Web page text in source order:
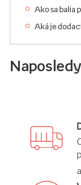
Ako sa balia
Aká je